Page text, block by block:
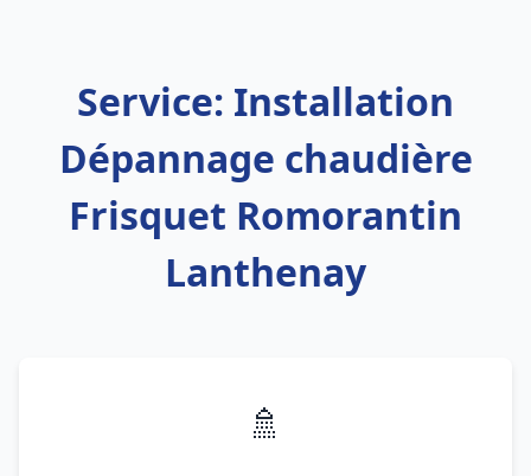
Service: Installation
Dépannage chaudière
Frisquet Romorantin
Lanthenay
🚿